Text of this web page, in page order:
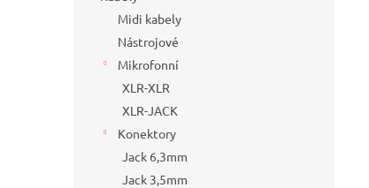
Midi kabely
Nástrojové
Mikrofonní
XLR-XLR
XLR-JACK
Konektory
Jack 6,3mm
Jack 3,5mm